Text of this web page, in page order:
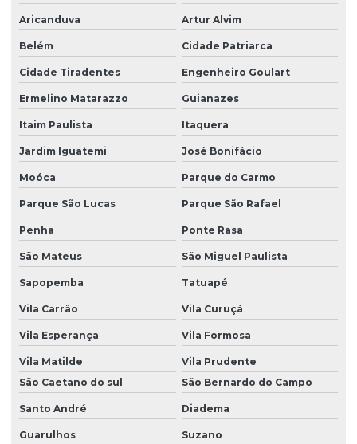
Plano básico ambiental pba
Plano de controle ambiental
Plano de controle ambiental pca
Plano de controle de emissões atmosféricas
Plano de gerenciamento de resíduos
Plano de gerenciamento de resíduos pgrss
Plano de supervisão ambiental
Prad licenciamento ambiental
Programa de supervisão ambiental
Projeto de compensação ambiental
Projeto depósito de agrotóxicos
Projeto de recuperação de áreas degradadas
Projeto de recuperação de áreas degradadas pela mineração
Projeto de recuperação de áreas degradadas prad
Aricanduva Artur Alvim
Belém Cidade Patriarca
Cidade Tiradentes Engenheiro Goulart
Ermelino Matarazzo Guianazes
Itaim Paulista Itaquera
Jardim Iguatemi José Bonifácio
Moóca Parque do Carmo
Parque São Lucas Parque São Rafael
Penha Ponte Rasa
São Mateus São Miguel Paulista
Sapopemba Tatuapé
Vila Carrão Vila Curuçá
Vila Esperança Vila Formosa
Vila Matilde
Vila Prudente
São Caetano do sul
São Bernardo do Campo
Santo André Diadema
Guarulhos Suzano